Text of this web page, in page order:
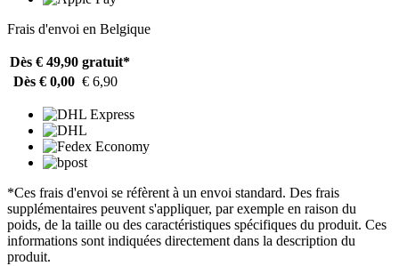
Frais d'envoi en Belgique
Dès € 49,90 gratuit*
Dès € 0,00 € 6,90
*Ces frais d'envoi se réfèrent à un envoi standard. Des frais
supplémentaires peuvent s'appliquer, par exemple en raison du
poids, de la taille ou des caractéristiques spécifiques du produit. Ces
informations sont indiquées directement dans la description du
produit.